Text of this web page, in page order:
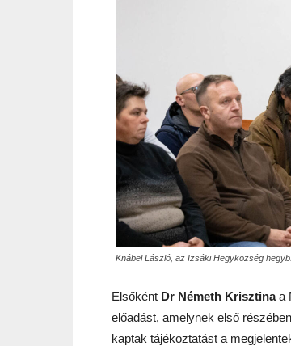
Knábel László, az Izsáki Hegyközség
Elsőként Dr Németh Krisztinaa
előadást, amelynek első
kaptak tájékoztatást a